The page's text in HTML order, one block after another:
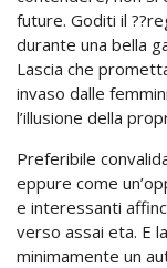
future. Goditi il
durante una bella
Lascia che
invaso dalle
l’illusione della
Preferibile
eppure come
e interessanti
verso assai eta. E
minimamente un